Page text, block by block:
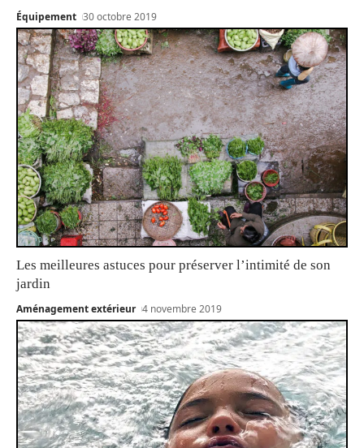
Équipement 30 octobre 2019
Les meilleures astuces pour préserver l’intimité de son
jardin
Aménagement extérieur 4 novembre 2019